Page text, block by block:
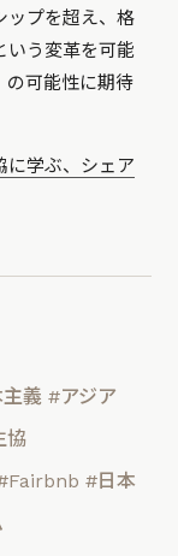
ップを超え、格
いう変革を可能
の可能性に期待
に学ぶ、シェア
義 #アジア
協
#日本